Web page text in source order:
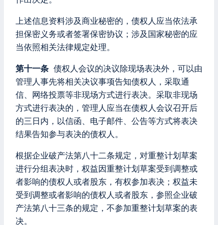
上述信息资料涉及商业秘密的，债权人应当依法承
担保密义务或者签署保密协议；涉及国家秘密的应
当依照相关法律规定处理。
第十一条 债权人会议的决议除现场表决外，可以由
管理人事先将相关决议事项告知债权人，采取通
信、网络投票等非现场方式进行表决。采取非现场
方式进行表决的，管理人应当在债权人会议召开后
的三日内，以信函、电子邮件、公告等方式将表决
结果告知参与表决的债权人。
根据企业破产法第八十二条规定，对重整计划草案
进行分组表决时，权益因重整计划草案受到调整或
者影响的债权人或者股东，有权参加表决；权益未
受到调整或者影响的债权人或者股东，参照企业破
产法第八十三条的规定，不参加重整计划草案的表
决。